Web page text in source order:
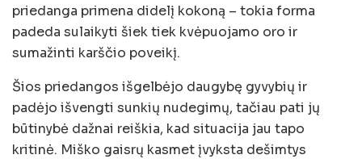
priedanga primena didelį kokoną – tokia forma
padeda sulaikyti šiek tiek kvėpuojamo oro ir
sumažinti karščio poveikį.
Šios priedangos išgelbėjo daugybę gyvybių ir
padėjo išvengti sunkių nudegimų, tačiau pati jų
būtinybė dažnai reiškia, kad situacija jau tapo
kritinė. Miško gaisrų kasmet įvyksta dešimtys